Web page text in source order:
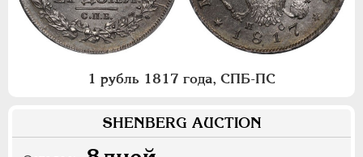
1 рубль 1817 года, СПБ-ПС
SHENBERG AUCTION